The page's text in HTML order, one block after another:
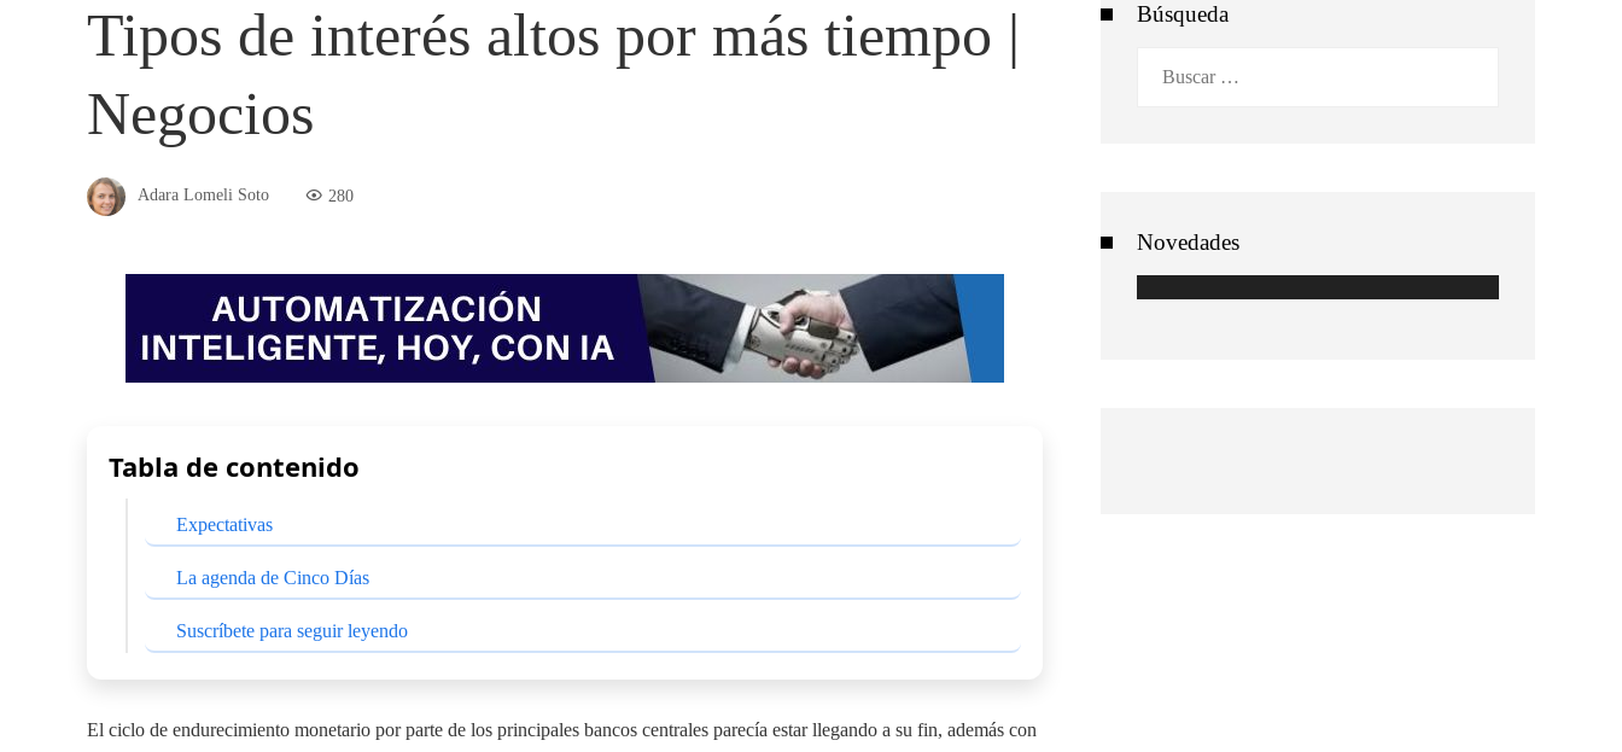
Tipos de interés altos por más tiempo |
Negocios
Adara Lomeli Soto 280
Tabla de contenido
Expectativas
La agenda de Cinco Días
Suscríbete para seguir leyendo
El ciclo de endurecimiento monetario por parte de los principales bancos centrales parecía estar llegando a su fin, además con
Búsqueda
Novedades